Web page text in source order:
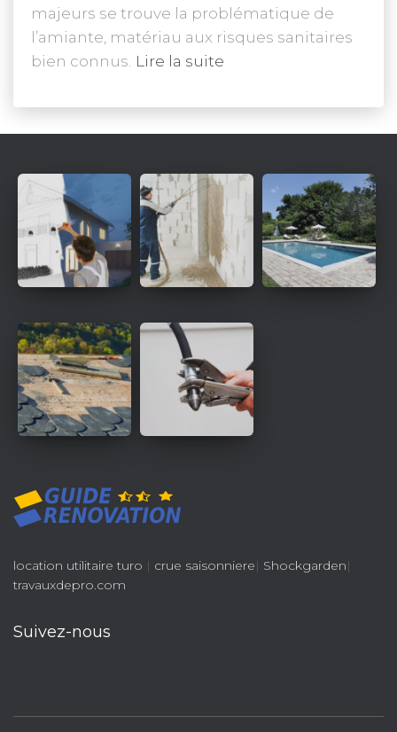
majeurs se trouve la problématique de
l’amiante, matériau aux risques sanitaires
bien connus. Lire la suite
location utilitaire turo | crue saisonniere| Shockgarden|
travauxdepro.com
Suivez-nous